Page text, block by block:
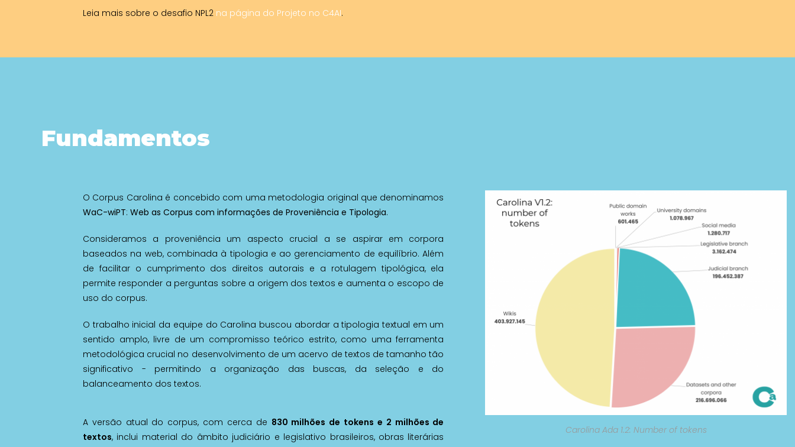
Leia mais sobre o desafio NPL2 na página do Projeto no C4AI.
Fundamentos
O Corpus Carolina é concebido com uma metodologia original que denominamos
WaC-wiPT: Web as Corpus com informações de Proveniência e Tipologia.
Consideramos a proveniência um aspecto crucial a se aspirar em corpora
baseados na web, combinada à tipologia e ao gerenciamento de equilíbrio. Além
de facilitar o cumprimento dos direitos autorais e a rotulagem tipológica, ela
permite responder a perguntas sobre a origem dos textos e aumenta o escopo de
uso do corpus.
O trabalho inicial da equipe do Carolina buscou abordar a tipologia textual em um
sentido amplo, livre de um compromisso teórico estrito, como uma ferramenta
metodológica crucial no desenvolvimento de um acervo de textos de tamanho tão
significativo - permitindo a organização das buscas, da seleção e do
balanceamento dos textos.
A versão atual do corpus, com cerca de 830 milhões de tokens e 2 milhões de
textos, inclui material do âmbito judiciário e legislativo brasileiros, obras literárias
Carolina Ada 1.2: Number of tokens